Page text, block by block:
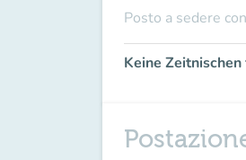
Posto a sedere
Keine